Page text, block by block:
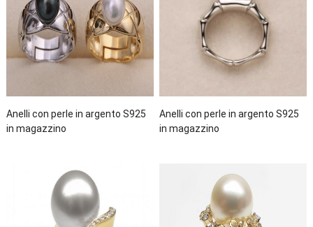
Anelli con perle in argento S925
in magazzino
Anelli con perle in argento S925
in magazzino